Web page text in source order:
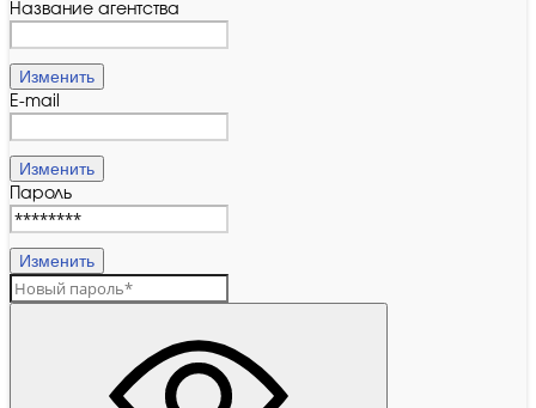
Название агентства
Изменить
E-mail
Изменить
Пароль
Изменить